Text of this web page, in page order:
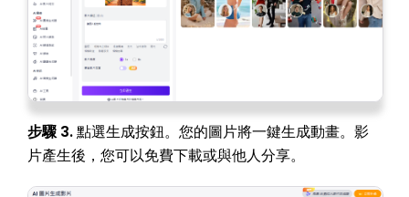
步驟 3.點選生成按鈕。您的圖片將一鍵生成動畫。影
片產生後，您可以免費下載或與他人分享。